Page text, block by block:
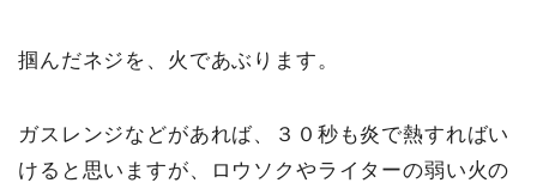
掴んだネジを、火であぶります。
ガスレンジなどがあれば、３０秒も炎で熱すればい
けると思いますが、ロウソクやライターの弱い火の